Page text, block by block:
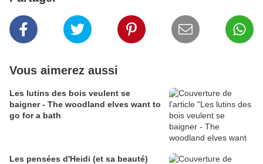
Vous aimerez aussi
Les lutins des bois veulent se
baigner - The woodland elves want to
go for a bath
Les pensées d'Heidi (et sa beauté)